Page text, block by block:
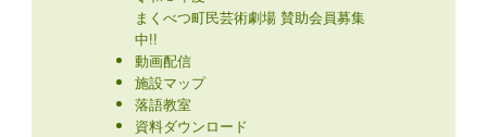
まくべつ町民芸術劇場 賛助会員募集
中!!
動画配信
施設マップ
落語教室
資料ダウンロード